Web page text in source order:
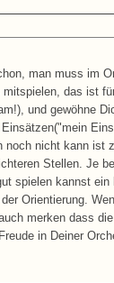
man muss im
das ist
und gewöhne
nicht kann ist
Stellen. Je
spielen kannst ein
Orientierung.
merken dass
in Deiner